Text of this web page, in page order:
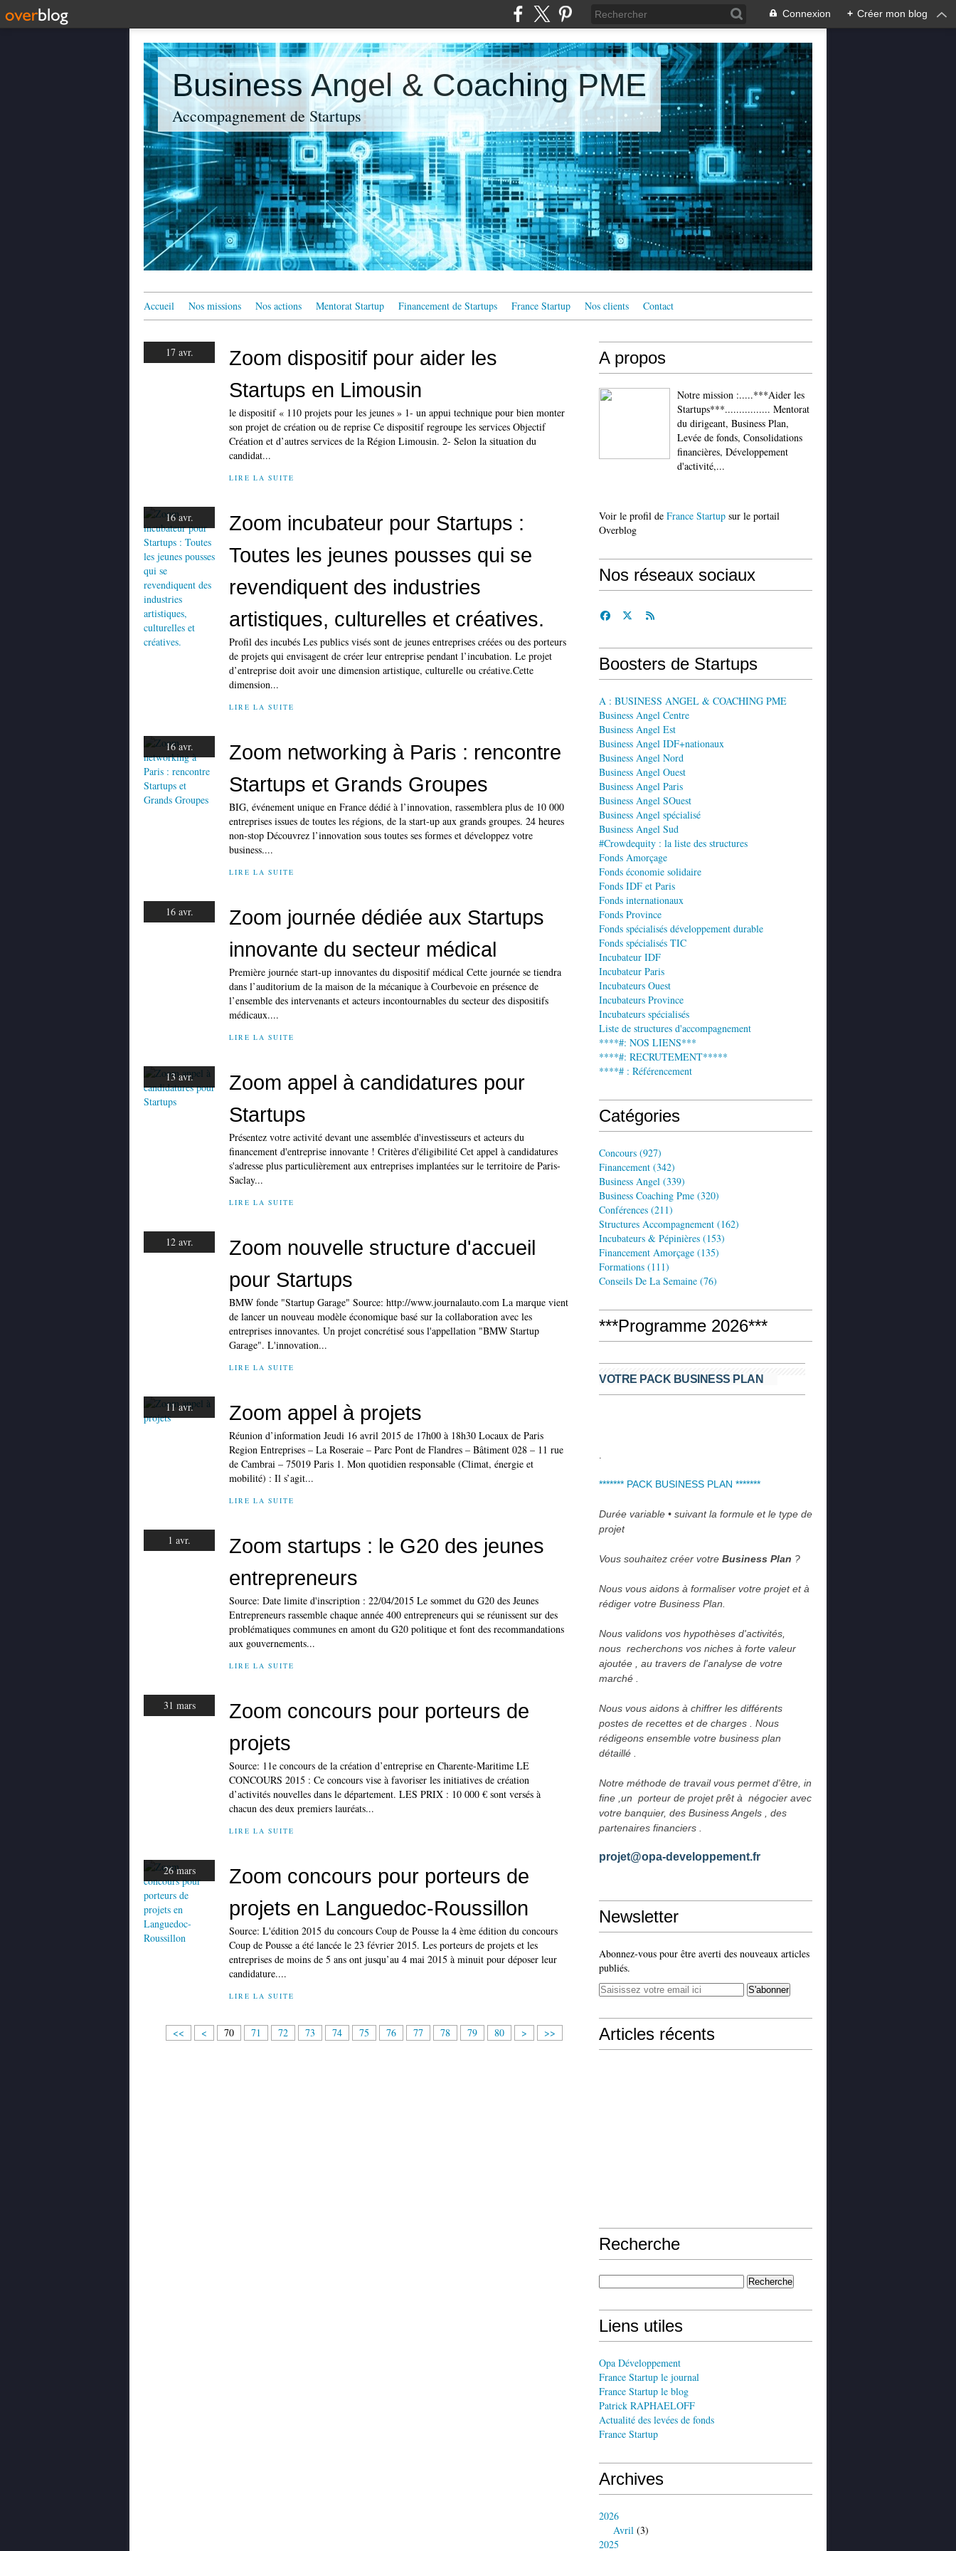
Connexion + Créer mon blog
Business Angel & Coaching PME
Accompagnement de Startups
Accueil Nos missions Nos actions Mentorat Startup Financement de Startups France Startup Nos clients Contact
17 avr.
Zoom dispositif pour aider les
Startups en Limousin
le dispositif « 110 projets pour les jeunes » 1- un appui technique pour bien monter
son projet de création ou de reprise Ce dispositif regroupe les services Objectif
Création et d’autres services de la Région Limousin. 2- Selon la situation du
candidat...
LIRE LA SUITE
16 avr.
Zoom incubateur pour Startups :
Toutes les jeunes pousses qui se
revendiquent des industries
artistiques, culturelles et créatives.
Profil des incubés Les publics visés sont de jeunes entreprises créées ou des porteurs
de projets qui envisagent de créer leur entreprise pendant l’incubation. Le projet
d’entreprise doit avoir une dimension artistique, culturelle ou créative.Cette
dimension...
LIRE LA SUITE
16 avr.
Zoom networking à Paris : rencontre
Startups et Grands Groupes
BIG, événement unique en France dédié à l’innovation, rassemblera plus de 10 000
entreprises issues de toutes les régions, de la start-up aux grands groupes. 24 heures
non-stop Découvrez l’innovation sous toutes ses formes et développez votre
business....
LIRE LA SUITE
16 avr.
Zoom journée dédiée aux Startups
innovante du secteur médical
Première journée start-up innovantes du dispositif médical Cette journée se tiendra
dans l’auditorium de la maison de la mécanique à Courbevoie en présence de
l’ensemble des intervenants et acteurs incontournables du secteur des dispositifs
médicaux....
LIRE LA SUITE
13 avr.
Zoom appel à candidatures pour
Startups
Présentez votre activité devant une assemblée d'investisseurs et acteurs du
financement d'entreprise innovante ! Critères d'éligibilité Cet appel à candidatures
s'adresse plus particulièrement aux entreprises implantées sur le territoire de Paris-
Saclay...
LIRE LA SUITE
12 avr.
Zoom nouvelle structure d'accueil
pour Startups
BMW fonde "Startup Garage" Source: http://www.journalauto.com La marque vient
de lancer un nouveau modèle économique basé sur la collaboration avec les
entreprises innovantes. Un projet concrétisé sous l'appellation "BMW Startup
Garage". L'innovation...
LIRE LA SUITE
11 avr. Zoom appel à projets
Réunion d’information Jeudi 16 avril 2015 de 17h00 à 18h30 Locaux de Paris
Region Entreprises – La Roseraie – Parc Pont de Flandres – Bâtiment 028 – 11 rue
de Cambrai – 75019 Paris 1. Mon quotidien responsable (Climat, énergie et
mobilité) : Il s’agit...
LIRE LA SUITE
1 avr.
Zoom startups : le G20 des jeunes
entrepreneurs
Source: Date limite d'inscription : 22/04/2015 Le sommet du G20 des Jeunes
Entrepreneurs rassemble chaque année 400 entrepreneurs qui se réunissent sur des
problématiques communes en amont du G20 politique et font des recommandations
aux gouvernements...
LIRE LA SUITE
31 mars
Zoom concours pour porteurs de
projets
Source: 11e concours de la création d’entreprise en Charente-Maritime LE
CONCOURS 2015 : Ce concours vise à favoriser les initiatives de création
d’activités nouvelles dans le département. LES PRIX : 10 000 € sont versés à
chacun des deux premiers lauréats...
LIRE LA SUITE
26 mars
Zoom concours pour porteurs de
projets en Languedoc-Roussillon
Source: L'édition 2015 du concours Coup de Pousse la 4 ème édition du concours
Coup de Pousse a été lancée le 23 février 2015. Les porteurs de projets et les
entreprises de moins de 5 ans ont jusqu’au 4 mai 2015 à minuit pour déposer leur
candidature....
LIRE LA SUITE
<< <
1
2
3
4
5
6
70 71 72 73 74 75 76 77 78 79 80
9
1
2
3
> >>
A propos
Notre mission :.....***Aider les
Startups***................ Mentorat
du dirigeant, Business Plan,
Levée de fonds, Consolidations
financières, Développement
d'activité,...
Voir le profil de France Startup sur le portail
Overblog
Nos réseaux sociaux
Boosters de Startups
A : BUSINESS ANGEL & COACHING PME
Business Angel Centre
Business Angel Est
Business Angel IDF+nationaux
Business Angel Nord
Business Angel Ouest
Business Angel Paris
Business Angel SOuest
Business Angel spécialisé
Business Angel Sud
#Crowdequity : la liste des structures
Fonds Amorçage
Fonds économie solidaire
Fonds IDF et Paris
Fonds internationaux
Fonds Province
Fonds spécialisés développement durable
Fonds spécialisés TIC
Incubateur IDF
Incubateur Paris
Incubateurs Ouest
Incubateurs Province
Incubateurs spécialisés
Liste de structures d'accompagnement
****#: NOS LIENS***
****#: RECRUTEMENT*****
****# : Référencement
Catégories
Concours (927)
Financement (342)
Business Angel (339)
Business Coaching Pme (320)
Conférences (211)
Structures Accompagnement (162)
Incubateurs & Pépinières (153)
Financement Amorçage (135)
Formations (111)
Conseils De La Semaine (76)
***Programme 2026***
VOTRE PACK BUSINESS PLAN
.
******* PACK BUSINESS PLAN *******
Durée variable • suivant la formule et le type de
projet
Vous souhaitez créer votre Business Plan ?
Nous vous aidons à formaliser votre projet et à
rédiger votre Business Plan.
Nous validons vos hypothèses d'activités,
nous  recherchons vos niches à forte valeur
ajoutée , au travers de l'analyse de votre
marché .
Nous vous aidons à chiffrer les différents
postes de recettes et de charges . Nous
rédigeons ensemble votre business plan
détaillé .
Notre méthode de travail vous permet d'être, in
fine ,un  porteur de projet prêt à  négocier avec
votre banquier, des Business Angels , des
partenaires financiers .
projet@opa-developpement.fr
Newsletter
Abonnez-vous pour être averti des nouveaux articles
publiés.
Articles récents
Recherche
Liens utiles
Opa Développement
France Startup le journal
France Startup le blog
Patrick RAPHAELOFF
Actualité des levées de fonds
France Startup
Archives
2026
Avril (3)
2025